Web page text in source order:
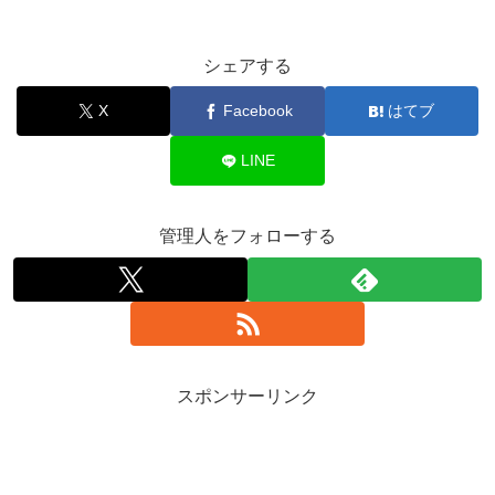
シェアする
X Facebook はてブ
LINE
管理人をフォローする
スポンサーリンク